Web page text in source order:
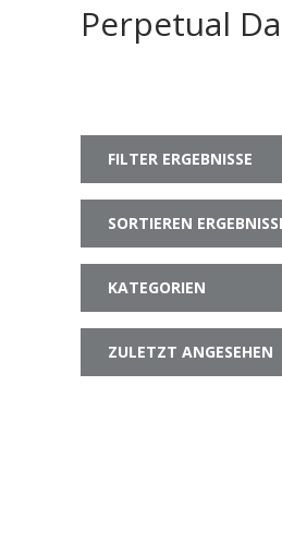
Perpetual
FILTER ERGEBNISSE
SORTIEREN
KATEGORIEN
ZULETZT ANGESEHEN